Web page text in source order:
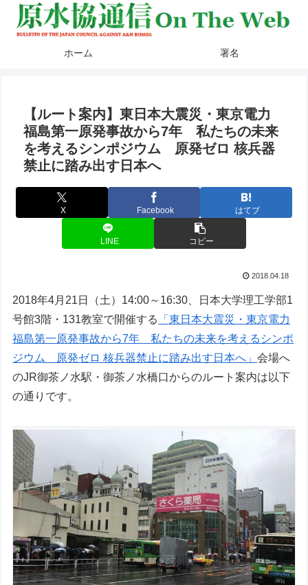
ホーム 署名
【ルート案内】東日本大震災・東京電力
福島第一原発事故から7年 私たちの未来
を考えるシンポジウム 原発ゼロ 核兵器
禁止に踏み出す日本へ
X Facebook はてブ
LINE コピー
2018.04.18
2018年4月21日（土）14:00～16:30、日本大学理工学部1
号館3階・131教室で開催する
「東日本大震災・東京電力
福島第一原発事故から7年 私たちの未来を考えるシンポ
ジウム 原発ゼロ 核兵器禁止に踏み出す日本へ」会場へ
のJR御茶ノ水駅・御茶ノ水橋口からのルート案内は以下
の通りです。